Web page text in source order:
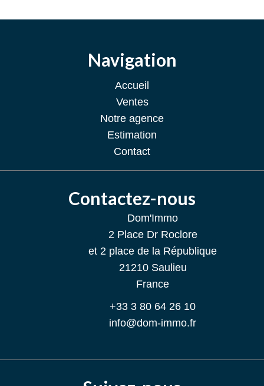
Navigation
Accueil
Ventes
Notre agence
Estimation
Contact
Contactez-nous
Dom'Immo
2 Place Dr Roclore
et 2 place de la République
21210Saulieu
France
+33 3 80 64 26 10
info@dom-immo.fr